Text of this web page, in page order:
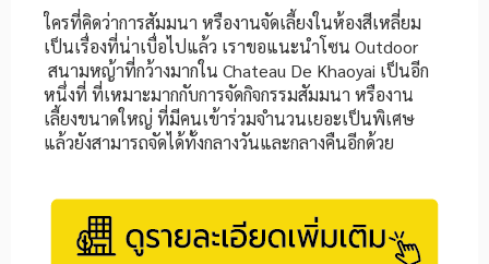
ใครที่คิดว่าการสัมมนา หรืองานจัดเลี้ยงในห้องสีเหลี่ยม
เป็นเรื่องที่น่าเบื่อไปแล้ว เราขอแนะนำโซน Outdoor
สนามหญ้าที่กว้างมากใน Chateau De Khaoyai เป็นอีก
หนึ่งที่ ที่เหมาะมากกับการจัดกิจกรรมสัมมนา หรืองาน
เลี้ยงขนาดใหญ่ ที่มีคนเข้าร่วมจำนวนเยอะเป็นพิเศษ
แล้วยังสามารถจัดได้ทั้งกลางวันและกลางคืนอีกด้วย